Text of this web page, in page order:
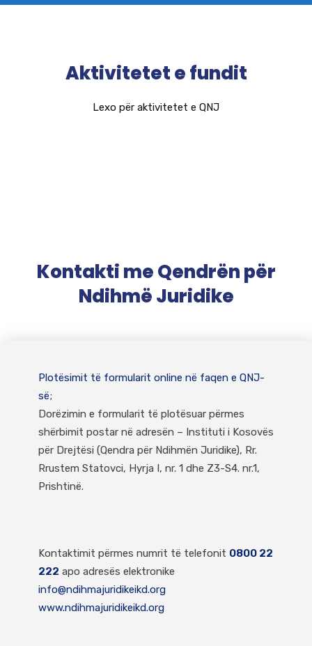
Aktivitetet e fundit
Lexo për aktivitetet e QNJ
Kontakti me Qendrën për
Ndihmë Juridike
Plotësimit të formularit online në faqen e QNJ-
së;
Dorëzimin e formularit të plotësuar përmes
shërbimit postar në adresën – Instituti i Kosovës
për Drejtësi (Qendra për Ndihmën Juridike), Rr.
Rrustem Statovci, Hyrja I, nr. 1 dhe Z3-S4. nr.1,
Prishtinë.
Kontaktimit përmes numrit të telefonit 0800 22
222 apo adresës elektronike
info@ndihmajuridikeikd.org
www.ndihmajuridikeikd.org